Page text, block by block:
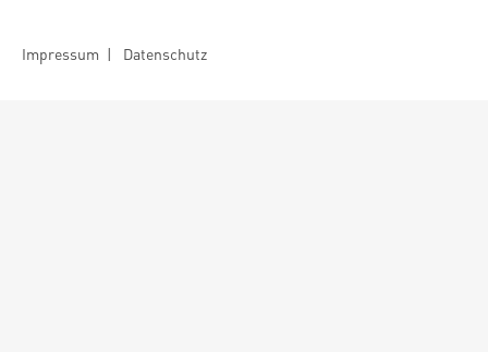
Impressum | Datenschutz